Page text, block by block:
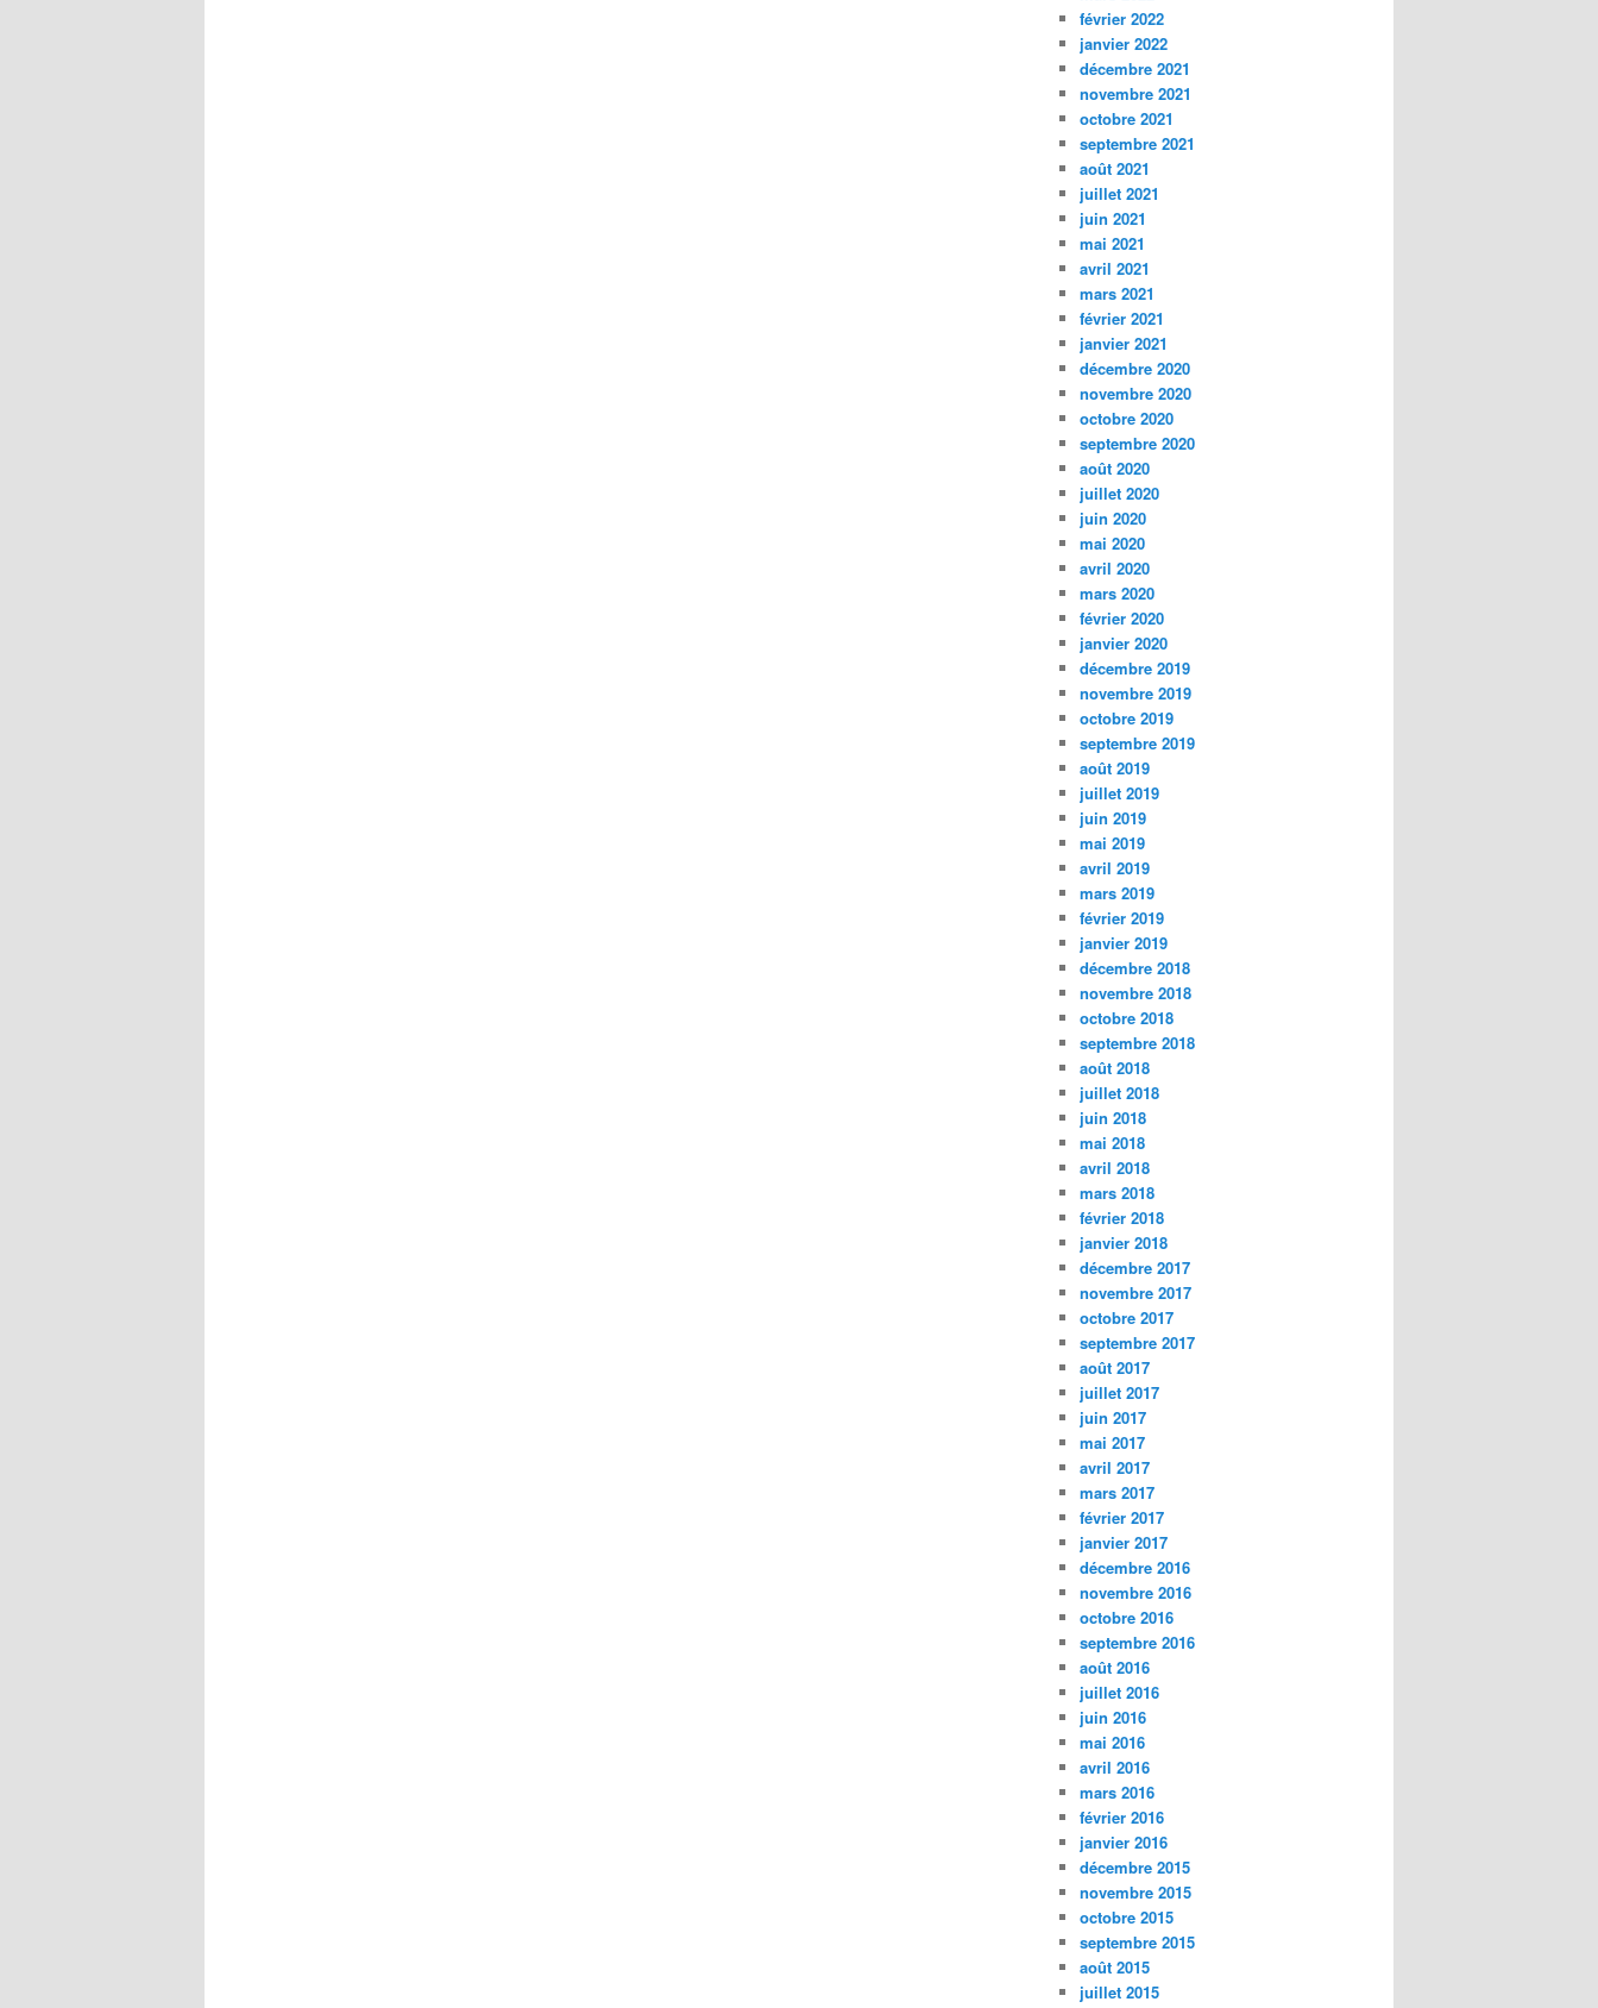
février 2022
janvier 2022
décembre 2021
novembre 2021
octobre 2021
septembre 2021
août 2021
juillet 2021
juin 2021
mai 2021
avril 2021
mars 2021
février 2021
janvier 2021
décembre 2020
novembre 2020
octobre 2020
septembre 2020
août 2020
juillet 2020
juin 2020
mai 2020
avril 2020
mars 2020
février 2020
janvier 2020
décembre 2019
novembre 2019
octobre 2019
septembre 2019
août 2019
juillet 2019
juin 2019
mai 2019
avril 2019
mars 2019
février 2019
janvier 2019
décembre 2018
novembre 2018
octobre 2018
septembre 2018
août 2018
juillet 2018
juin 2018
mai 2018
avril 2018
mars 2018
février 2018
janvier 2018
décembre 2017
novembre 2017
octobre 2017
septembre 2017
août 2017
juillet 2017
juin 2017
mai 2017
avril 2017
mars 2017
février 2017
janvier 2017
décembre 2016
novembre 2016
octobre 2016
septembre 2016
août 2016
juillet 2016
juin 2016
mai 2016
avril 2016
mars 2016
février 2016
janvier 2016
décembre 2015
novembre 2015
octobre 2015
septembre 2015
août 2015
juillet 2015